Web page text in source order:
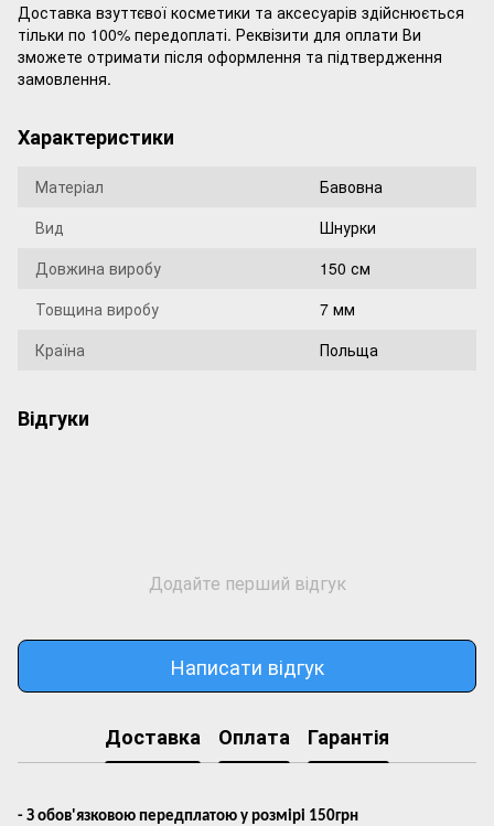
Доставка взуттєвої косметики та аксесуарів здійснюється
тільки по 100% передоплаті. Реквізити для оплати Ви
зможете отримати після оформлення та підтвердження
замовлення.
Характеристики
Матеріал
Бавовна
Вид
Шнурки
Довжина виробу
150 см
Товщина виробу
7 мм
Країна
Польща
Відгуки
Додайте перший відгук
Написати відгук
Доставка Оплата Гарантія
- З обов'язковою передплатою у розмірі 150грн